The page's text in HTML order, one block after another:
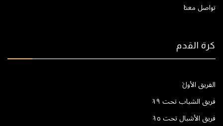
تواصل معنا
كرة القدم
الفريق الأول
فريق الشباب تحت ١٩
فريق الأشبال تحت ١٥